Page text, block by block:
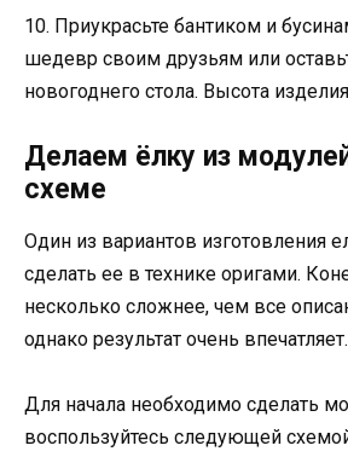
10. Приукрасьте бантиком и
шедевр своим друзьям или
новогоднего стола. Высота
Делаем ёлку из
схеме
Один из вариантов изготовления
сделать ее в технике оригами.
несколько сложнее, чем все
однако результат очень впечатляет.
Для начала необходимо сделать
воспользуйтесь следующей